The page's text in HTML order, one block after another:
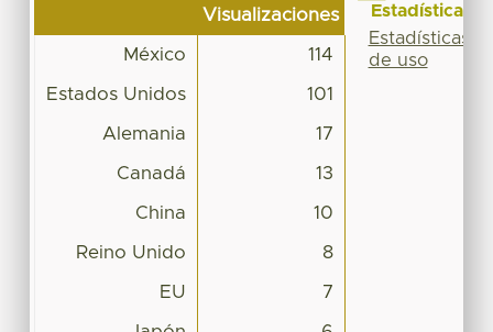
Visualizaciones
México 114
Estados Unidos 101
Alemania 17
Canadá 13
China 10
Reino Unido 8
EU 7
Estadísticas
Estadísticas
de uso